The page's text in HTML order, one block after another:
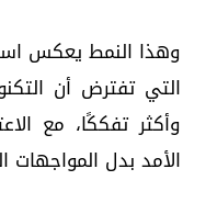
وهذا النمط يعكس
التي تفترض أن
وأكثر تفككًا، مع
الأمد بدل المواجهات